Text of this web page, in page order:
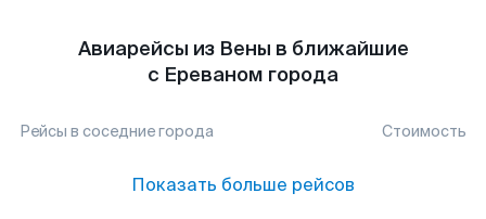
Авиарейсы из Вены в ближайшие
с Ереваном города
Рейсы в соседние города Стоимость
Показать больше рейсов